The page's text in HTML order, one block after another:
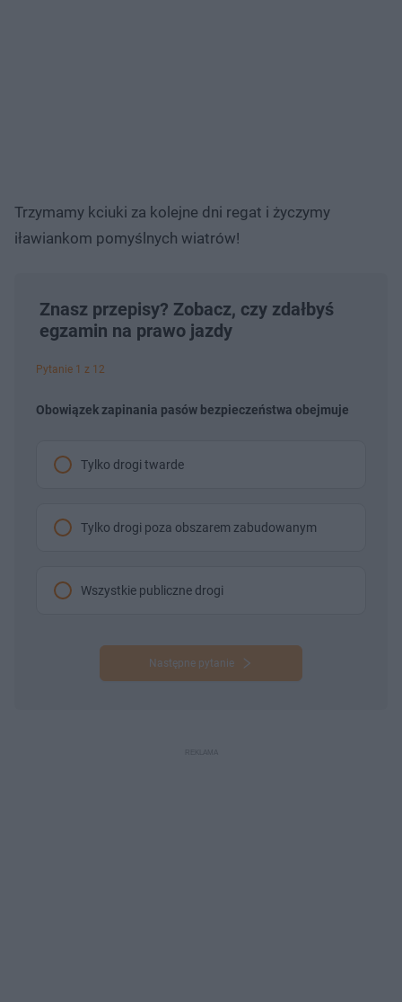
Trzymamy kciuki za kolejne dni regat i życzymy
iławiankom pomyślnych wiatrów!
Znasz przepisy? Zobacz, czy zdałbyś
egzamin na prawo jazdy
Pytanie 1 z 12
Obowiązek zapinania pasów bezpieczeństwa obejmuje
Tylko drogi twarde
Tylko drogi poza obszarem zabudowanym
Wszystkie publiczne drogi
Następne pytanie